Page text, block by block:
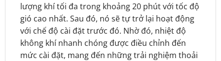
lượng khí tối đa trong khoảng 20 phút với tốc độ
gió cao nhất. Sau đó, nó sẽ tự trở lại hoạt động
với chế độ cài đặt trước đó. Nhờ đó, nhiệt độ
không khí nhanh chóng được điều chỉnh đến
mức cài đặt, mang đến những trải nghiệm thoải